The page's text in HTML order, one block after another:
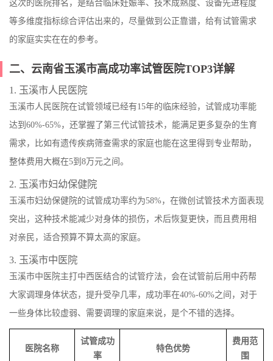
这次的医院排名，是结合临床妊娠率、技术成熟度、设备先进程度
等多维度指标综合评估出来的，尽量做到公正靠谱，给有试管需求
的家庭实实在在的参考。
二、云南省玉溪市高成功率试管医院TOP3详解
1. 玉溪市人民医院
玉溪市人民医院在试管领域已经有15年的临床经验，试管成功率能
达到60%-65%，还掌握了第三代试管技术，能满足更多复杂的生育
需求，比如有遗传疾病筛查需求的家庭也能在这里得到专业帮助，
整体费用大概在5到8万元之间。
2. 玉溪市妇幼保健院
玉溪市妇幼保健院的试管成功率约为58%，在微创试管技术方面表现
突出，这种技术能减少对身体的损伤，术后恢复更快，而且费用相
对亲民，适合预算不算太高的家庭。
3. 玉溪市中医院
玉溪市中医院主打中西医结合的试管疗法，会在试管前后用中药帮
大家调理身体状态，提升受孕几率，成功率在40%-60%之间，对于
一些身体比较虚弱、需要调理的家庭来说，是个不错的选择。
医院名称
试管成功
率
特色优势
费用范
围